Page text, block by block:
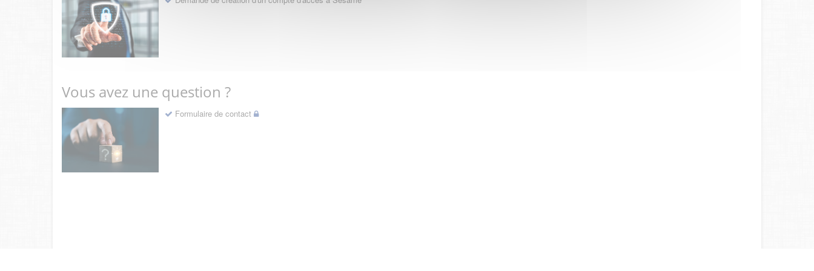
Vous avez une question ?
Formulaire de contact